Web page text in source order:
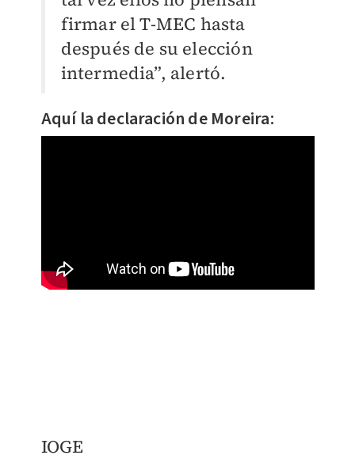
firmar el T-MEC hasta
después de su elección
intermedia”, alertó.
Aquí la declaración de Moreira:
IOGE